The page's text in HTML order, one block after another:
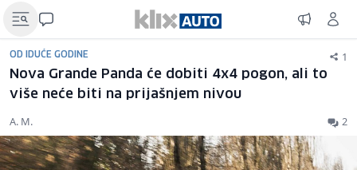
OD IDUĆE GODINE 1
Nova Grande Panda će dobiti 4x4 pogon, ali to
više neće biti na prijašnjem nivou
A. M. 2